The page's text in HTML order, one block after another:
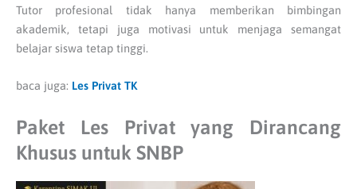
Tutor profesional tidak hanya memberikan bimbingan
akademik, tetapi juga motivasi untuk menjaga semangat
belajar siswa tetap tinggi.
baca juga: Les Privat TK
Paket Les Privat yang Dirancang
Khusus untuk SNBP